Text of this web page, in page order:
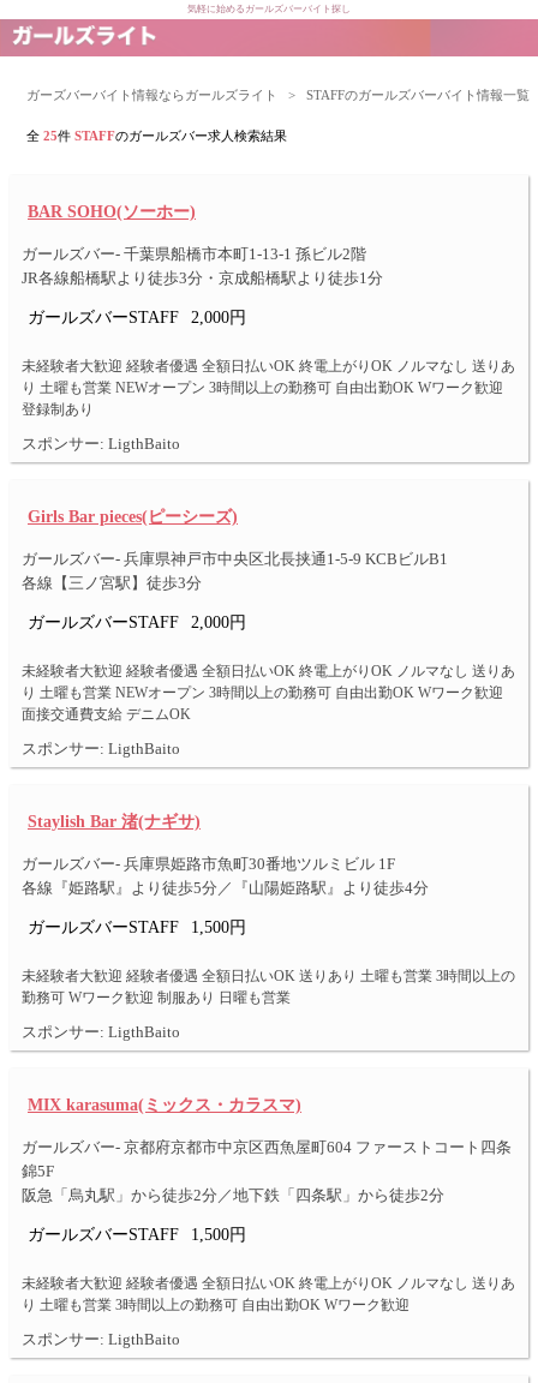
気軽に始めるガールズバーバイト探し
ガーズバーバイト情報ならガールズライト > STAFFのガールズバーバイト情報一覧
全25件STAFFのガールズバー求人検索結果
BAR SOHO(ソーホー)
ガールズバー- 千葉県船橋市本町1-13-1 孫ビル2階
JR各線船橋駅より徒歩3分・京成船橋駅より徒歩1分
ガールズバーSTAFF 2,000円
未経験者大歓迎 経験者優遇 全額日払いOK 終電上がりOK ノルマなし 送りあ
り 土曜も営業 NEWオープン 3時間以上の勤務可 自由出勤OK Wワーク歓迎
登録制あり
スポンサー: LigthBaito
Girls Bar pieces(ピーシーズ)
ガールズバー- 兵庫県神戸市中央区北長挟通1-5-9 KCBビルB1
各線【三ノ宮駅】徒歩3分
ガールズバーSTAFF 2,000円
未経験者大歓迎 経験者優遇 全額日払いOK 終電上がりOK ノルマなし 送りあ
り 土曜も営業 NEWオープン 3時間以上の勤務可 自由出勤OK Wワーク歓迎
面接交通費支給 デニムOK
スポンサー: LigthBaito
Staylish Bar 渚(ナギサ)
ガールズバー- 兵庫県姫路市魚町30番地ツルミビル 1F
各線『姫路駅』より徒歩5分／『山陽姫路駅』より徒歩4分
ガールズバーSTAFF 1,500円
未経験者大歓迎 経験者優遇 全額日払いOK 送りあり 土曜も営業 3時間以上の
勤務可 Wワーク歓迎 制服あり 日曜も営業
スポンサー: LigthBaito
MIX karasuma(ミックス・カラスマ)
ガールズバー- 京都府京都市中京区西魚屋町604 ファーストコート四条
錦5F
阪急「烏丸駅」から徒歩2分／地下鉄「四条駅」から徒歩2分
ガールズバーSTAFF 1,500円
未経験者大歓迎 経験者優遇 全額日払いOK 終電上がりOK ノルマなし 送りあ
り 土曜も営業 3時間以上の勤務可 自由出勤OK Wワーク歓迎
スポンサー: LigthBaito